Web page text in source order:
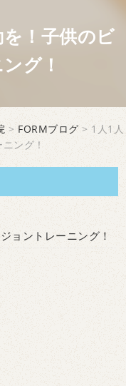
！子供のビ
グ！
> FORMブログ > 1人1人
ング！
ョントレーニング！